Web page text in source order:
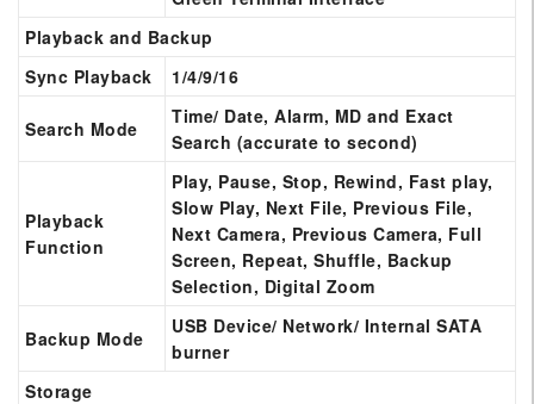
Playback and Backup
Sync Playback
1/4/9/16
Search Mode
Time/ Date, Alarm, MD and Exact
Search (accurate to second)
Playback
Function
Play, Pause, Stop, Rewind, Fast play,
Slow Play, Next File, Previous File,
Next Camera, Previous Camera, Full
Screen, Repeat, Shuffle, Backup
Selection, Digital Zoom
Backup Mode
USB Device/ Network/ Internal SATA
burner
Storage